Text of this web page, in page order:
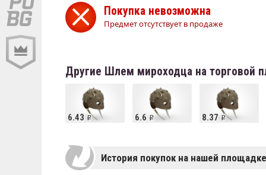
Покупка невозможна
Предмет отсутствует в продаже
Другие Шлем мироходца на торговой
6.43 6.6 8.37
История покупок на нашей площадке